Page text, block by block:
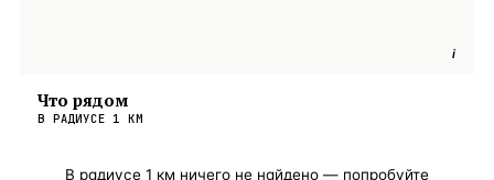
i
Что рядом
В РАДИУСЕ 1 КМ
В радиусе 1 км ничего не найдено — попробуйте